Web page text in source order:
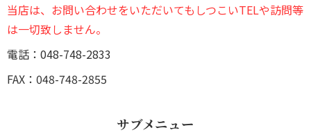
当店は、お問い合わせをいただいてもしつこいTELや訪問等
は一切致しません。
電話：048-748-2833
FAX：048-748-2855
サブメニュー